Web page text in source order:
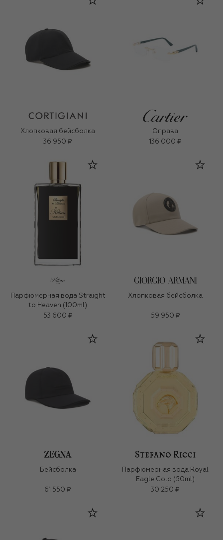
Хлопковая бейсболка
36 950 ₽
Оправа
136 000 ₽
Парфюмерная вода Straight
to Heaven (100ml)
53 600 ₽
Хлопковая бейсболка
59 950 ₽
Бейсболка
61 550 ₽
Парфюмерная вода Royal
Eagle Gold (50ml)
30 250 ₽